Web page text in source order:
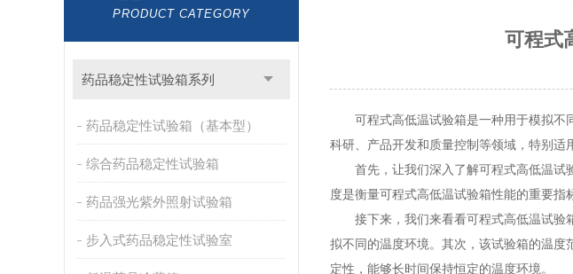
PRODUCT CATEGORY
药品稳定性试验箱系列
药品稳定性试验箱（基本型）
综合药品稳定性试验箱
药品强光紫外照射试验箱
步入式药品稳定性试验室
可程式
可程式高低温试验箱是一种用于模拟不
科研、产品开发和质量控制等领域，特别适
首先，让我们深入了解可程式高低温试
度是衡量可程式高低温试验箱性能的重要指
接下来，我们来看看可程式高低温试验
拟不同的温度环境。其次，该试验箱的温
定性，能够长时间保持恒定的温度环境。